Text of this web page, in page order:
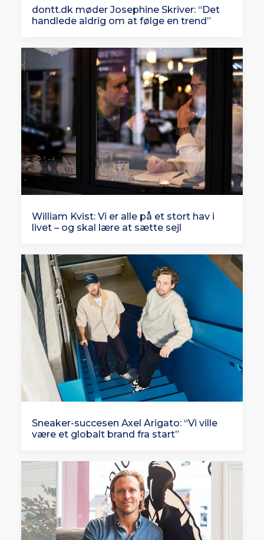
dontt.dk møder Josephine Skriver: “Det
handlede aldrig om at følge en trend”
William Kvist: Vi er alle på et stort hav i
livet – og skal lære at sætte sejl
Sneaker-succesen Axel Arigato: “Vi ville
være et globalt brand fra start”